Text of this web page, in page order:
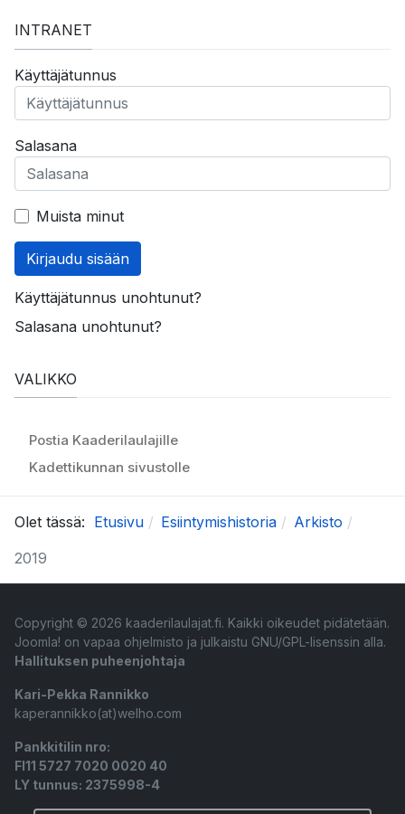
INTRANET
Käyttäjätunnus
Salasana
Muista minut
Kirjaudu sisään
Käyttäjätunnus unohtunut?
Salasana unohtunut?
VALIKKO
Postia Kaaderilaulajille
Kadettikunnan sivustolle
Olet tässä: Etusivu Esiintymishistoria
Arkisto
2019
Copyright © 2026 kaaderilaulajat.fi. Kaikki oikeudet pidätetään.
Joomla! on vapaa ohjelmisto ja julkaistu GNU/GPL-lisenssin alla.
Hallituksen puheenjohtaja
Kari-Pekka Rannikko
kaperannikko(at)welho.com
Pankkitilin nro:
FI11 5727 7020 0020 40
LY tunnus: 2375998-4